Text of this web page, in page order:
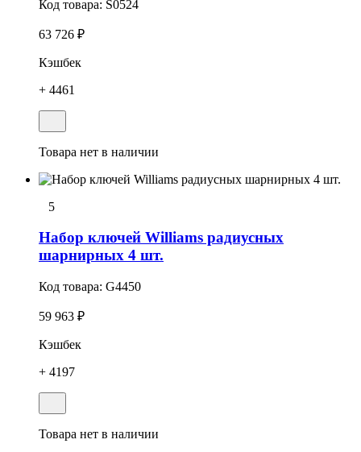
Код товара: S0524
63 726 ₽
Кэшбек
+ 4461
Товара нет в наличии
5
Набор ключей Williams радиусных
шарнирных 4 шт.
Код товара: G4450
59 963 ₽
Кэшбек
+ 4197
Товара нет в наличии